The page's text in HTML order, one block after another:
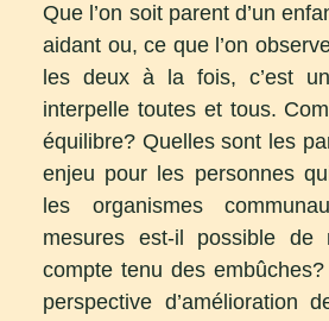
Que l’on soit parent d’un
aidant ou, ce que l’on
les deux à la fois, c’est
interpelle toutes et tous.
équilibre? Quelles sont les
enjeu pour les personnes
les organismes
mesures est-il possible de
compte tenu des embûches?
perspective d’amélioration